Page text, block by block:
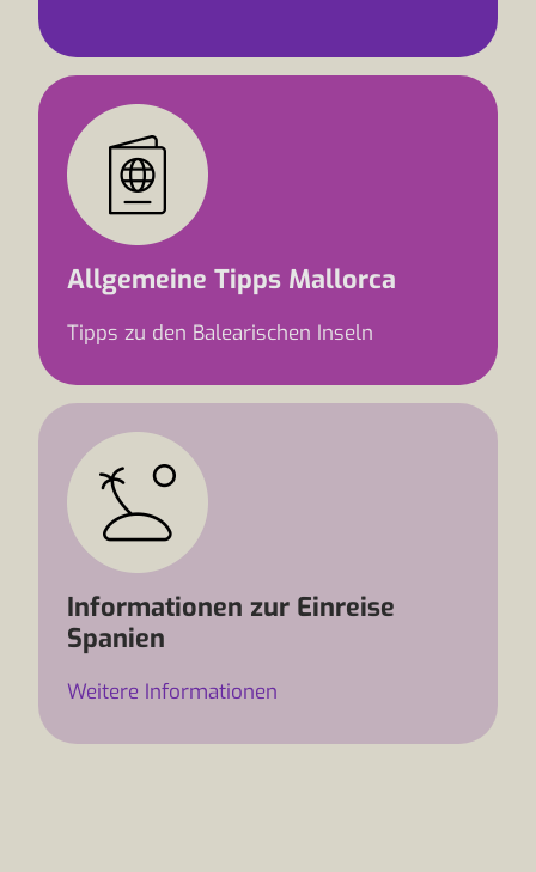
Allgemeine Tipps Mallorca
Tipps zu den Balearischen Inseln
Informationen zur Einreise
Spanien
Weitere Informationen